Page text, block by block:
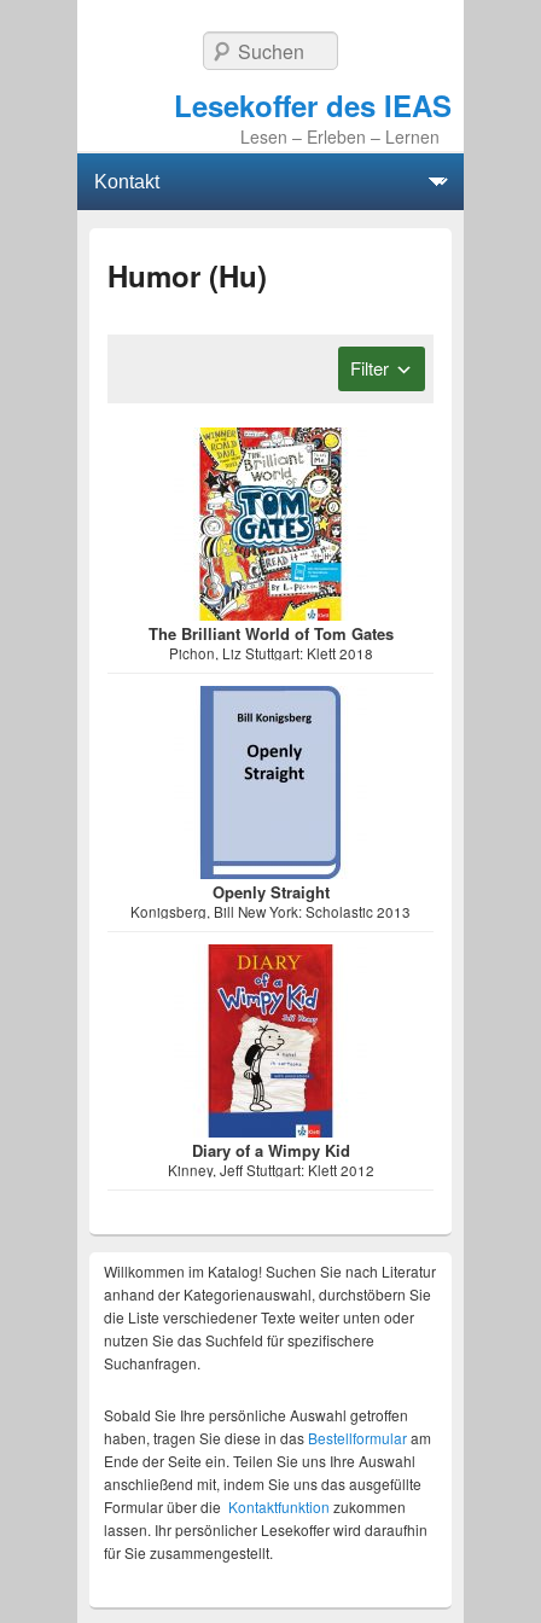
Lesekoffer des IEAS
Lesen – Erleben – Lernen
Suchen
Humor (Hu)
Filter
The Brilliant World of Tom Gates
Pichon, Liz Stuttgart: Klett 2018
Openly Straight
Konigsberg, Bill New York: Scholastic 2013
Diary of a Wimpy Kid
Kinney, Jeff Stuttgart: Klett 2012
Willkommen im Katalog! Suchen Sie nach Literatur
anhand der Kategorienauswahl, durchstöbern Sie
die Liste verschiedener Texte weiter unten oder
nutzen Sie das Suchfeld für spezifischere
Suchanfragen.
Sobald Sie Ihre persönliche Auswahl getroffen
haben, tragen Sie diese in das Bestellformularam
Ende der Seite ein. Teilen Sie uns Ihre Auswahl
anschließend mit, indem Sie uns das ausgefüllte
Formular über die Kontaktfunktion zukommen
lassen. Ihr persönlicher Lesekoffer wird daraufhin
für Sie zusammengestellt.